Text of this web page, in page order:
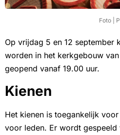
Foto |
Op vrijdag 5 en 12 september
worden in het kerkgebouw
geopend vanaf 19.00 uur.
Kienen
Het kienen is toegankelijk
voor leden. Er wordt